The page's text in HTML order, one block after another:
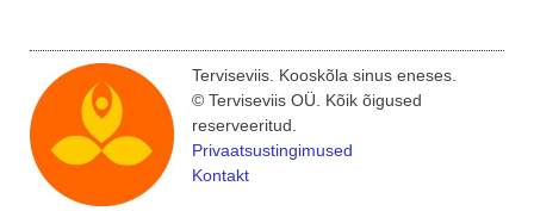
Terviseviis. Kooskõla sinus eneses.
© Terviseviis OÜ. Kõik õigused
reserveeritud.
Privaatsustingimused
Kontakt